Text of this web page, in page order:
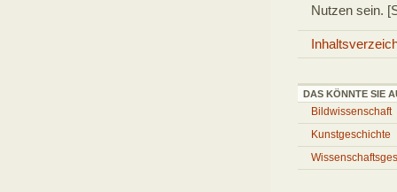
Nutzen sein.
DAS KÖNNTE SIE
Bildwissenschaft
Kunstgeschichte